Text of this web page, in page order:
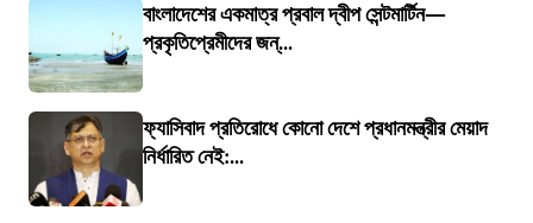
বাংলাদেশের একমাত্র প্রবাল দ্বীপ সেন্টমার্টিন—
প্রকৃতিপ্রেমীদের জন্...
ফ্যাসিবাদ প্রতিরোধে কোনো দেশে প্রধানমন্ত্রীর মেয়াদ
নির্ধারিত নেই:...